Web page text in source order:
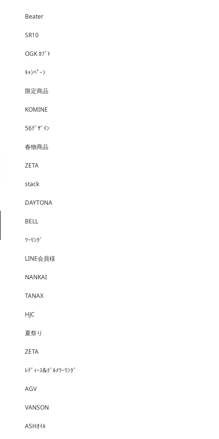
Beater
SR10
OGK ｶﾌﾞﾄ
ｷｬﾝﾍﾟｰﾝ
限定商品
KOMINE
56ﾃﾞｻﾞｲﾝ
春物商品
ZETA
stack
DAYTONA
BELL
ﾂｰﾘﾝｸﾞ
LINE会員様
NANKAI
TANAX
HJC
夏祭り
ZETA
ﾚﾃﾞｨｰｽ&ｸﾞﾙﾒﾂｰﾘﾝｸﾞ
AGV
VANSON
ASHｵｲﾙ